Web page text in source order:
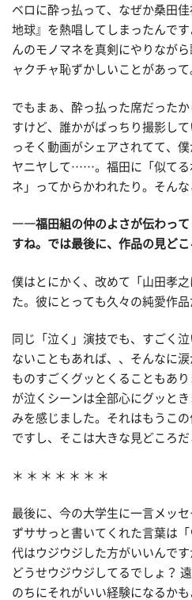
ベロに酔っ払って、なぜか桑田
地球』を熱唱してしまったんで
んのモノマネを真剣にやりなが
ャクチャ恥ずかしいことがあって
でもまぁ、酔っ払った席だった
すけど、誰かがばっちり撮影し
っそく動画がシェアされてて、
ヤニヤして……。福田に「似てる
ネ」ってからかわれたり。そんな
――福田組の仲のよさが伝わって
すね。では最後に、作品の見どこ
僕はとにかく、改めて「山田孝
た。彼にとっても久々の純愛作品
同じ「泣く」演技でも、すごく
ないこともあれば、、そんなに
ものすごくグッとくることもあ
が泣くシーンは全部心にグッと
みを感じました。それはもうこ
ですし、そこは大きな見どころだ
＊ ＊ ＊ ＊ ＊ ＊ ＊
最後に、今の大学生に一言メッ
ずササっと書いてくれた言葉は
代はウジウジした方がいいんで
どうせウジウジしてるでしょ？
のちにそれがいい経験になるかも